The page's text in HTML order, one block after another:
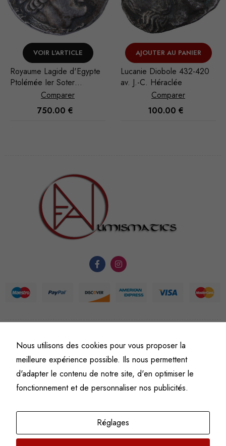
AJOUTER AU PANIER
Lucanie Diobole 432-420
av. J.-C. Héraclée
Comparer
100.00€
VOIR L'ARTICLE
Numidie Massinissa ou
Micipsa AE Bronze 208-
Comparer
45.00 €
© Fine art numismatics
Politique de confidentialitéConditions générales de vente et d’utilisation
Mentions légales
Nous utilisons des cookies pour vous proposer la
meilleure expérience possible. Ils nous permettent
d'adapter le contenu de notre site, d'en optimiser le
fonctionnement et de personnaliser nos publicités.
Réglages
fonctionnement
du site Web.
Afin que
structure du
site Web, en
fonction de
en est fait.